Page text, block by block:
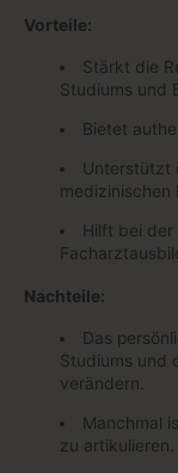
Vorteile:
Stärkt die
Studiums und
Bietet
Unterstützt
medizinischen
Hilft bei
Nachteile:
Das
Studiums und
verändern.
Manchmal
zu artikulieren.